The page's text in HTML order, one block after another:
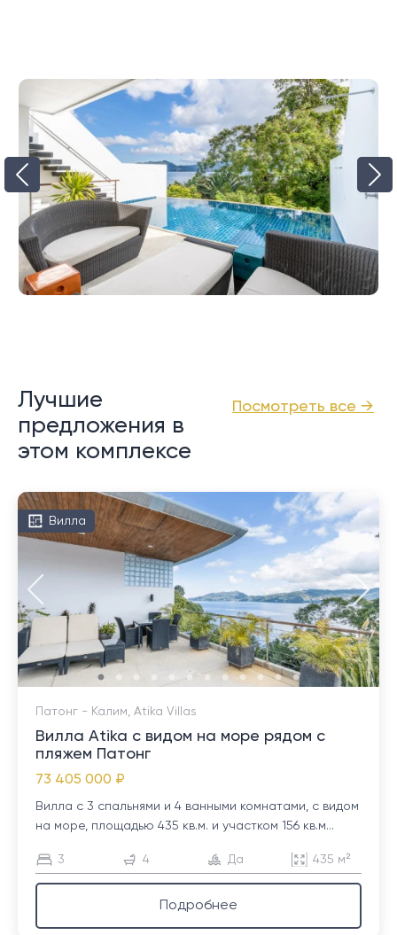
Посмотреть все →
Лучшие
предложения в
этом комплексе
Вилла
Патонг - Калим, Atika Villas
Вилла Atika с видом на море рядом с
пляжем Патонг
73 405 000 ₽
Вилла с 3 спальнями и 4 ванными комнатами, с видом
на море, площадью 435 кв.м. и участком 156 кв.м...
3 4 Да 435 м²
Подробнее